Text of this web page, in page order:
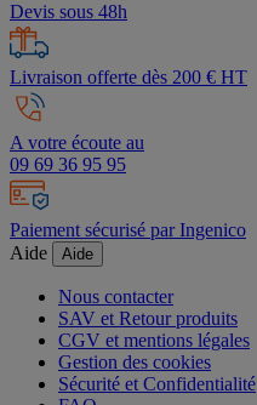
Devis sous 48h
Livraison offerte dès 200 € HT
A votre écoute au
09 69 36 95 95
Paiement sécurisé par Ingenico
Aide
Aide
Nous contacter
SAV et Retour produits
CGV et mentions légales
Gestion des cookies
Sécurité et Confidentialité